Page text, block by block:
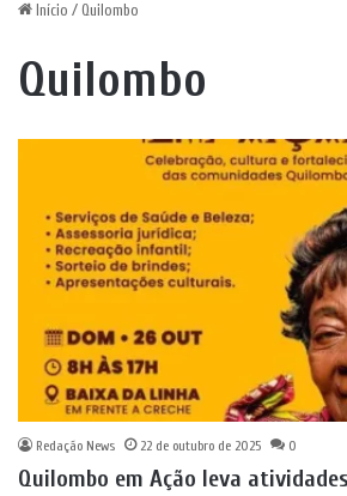
Início / Quilombo
Quilombo
Redação News 22 de outubro de 2025 0
Quilombo em Ação leva